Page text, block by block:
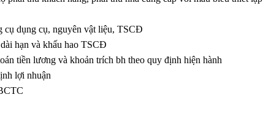
cụ dụng cụ, nguyên vật liệu, TSCĐ
hạn và khấu hao TSCĐ
tiền lương và khoản trích bh theo quy định hiện hành
lợi nhuận